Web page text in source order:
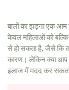
बालों का झड़ना एक आम
केवल महिलाओं को बल्कि
से हो सकता है, जैसे कि
कारण। लेकिन क्या आप
इलाज में मदद कर